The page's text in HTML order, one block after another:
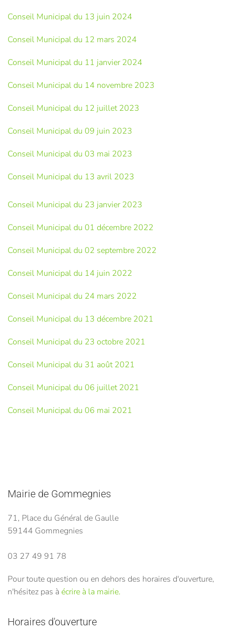
Conseil Municipal du 13 juin 2024
Conseil Municipal du 12 mars 2024
Conseil Municipal du 11 janvier 2024
Conseil Municipal du 14 novembre 2023
Conseil Municipal du 12 juillet 2023
Conseil Municipal du 09 juin 2023
Conseil Municipal du 03 mai 2023
Conseil Municipal du 13 avril 2023
Conseil Municipal du 23 janvier 2023
Conseil Municipal du 01 décembre 2022
Conseil Municipal du 02 septembre 2022
Conseil Municipal du 14 juin 2022
Conseil Municipal du 24 mars 2022
Conseil Municipal du 13 décembre 2021
Conseil Municipal du 23 octobre 2021
Conseil Municipal du 31 août 2021
Conseil Municipal du 06 juillet 2021
Conseil Municipal du 06 mai 2021
Mairie de Gommegnies
71, Place du Général de Gaulle
59144 Gommegnies
03 27 49 91 78
Pour toute question ou en dehors des horaires d'ouverture,
n'hésitez pas à écrire à la mairie.
Horaires d'ouverture